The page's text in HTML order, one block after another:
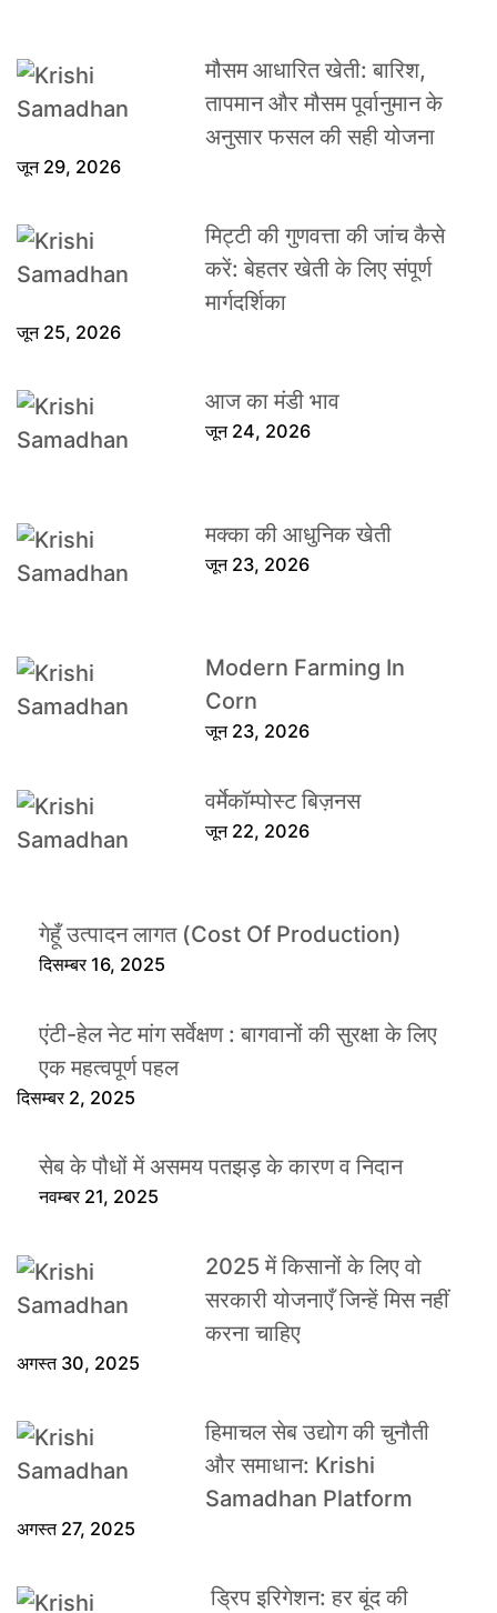
मौसम आधारित खेती: बारिश,
तापमान और मौसम पूर्वानुमान के
अनुसार फसल की सही योजना
जून 29, 2026
मिट्टी की गुणवत्ता की जांच कैसे
करें: बेहतर खेती के लिए संपूर्ण
मार्गदर्शिका
जून 25, 2026
आज का मंडी भाव
जून 24, 2026
मक्का की आधुनिक खेती
जून 23, 2026
Modern Farming In
Corn
जून 23, 2026
वर्मेकॉम्पोस्ट बिज़नस
जून 22, 2026
गेहूँ उत्पादन लागत (Cost Of Production)
दिसम्बर 16, 2025
एंटी-हेल नेट मांग सर्वेक्षण : बागवानों की सुरक्षा के लिए
एक महत्वपूर्ण पहल
दिसम्बर 2, 2025
सेब के पौधों में असमय पतझड़ के कारण व निदान
नवम्बर 21, 2025
2025 में किसानों के लिए वो
सरकारी योजनाएँ जिन्हें मिस नहीं
करना चाहिए
अगस्त 30, 2025
हिमाचल सेब उद्योग की चुनौती
और समाधान: Krishi
Samadhan Platform
अगस्त 27, 2025
ड्रिप इरिगेशन: हर बूंद की